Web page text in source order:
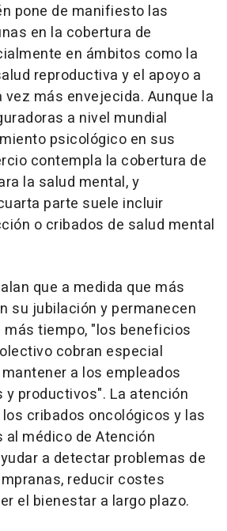
pone de manifiesto las
en la cobertura de
en ámbitos como la
reproductiva y el apoyo a
más envejecida. Aunque la
a nivel mundial
psicológico en sus
contempla la cobertura de
la salud mental, y
parte suele incluir
o cribados de salud mental
que a medida que más
su jubilación y permanecen
tiempo, "los beneficios
cobran especial
a los empleados
y productivos". La atención
cribados oncológicos y las
médico de Atención
a detectar problemas de
reducir costes
el bienestar a largo plazo.